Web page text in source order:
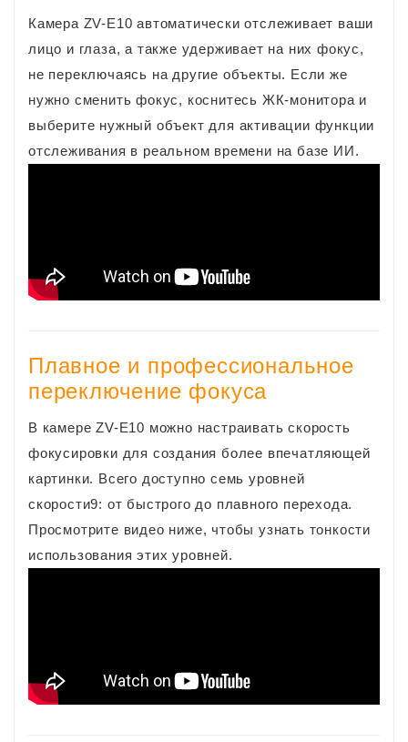
Камера ZV-E10 автоматически отслеживает ваши
лицо и глаза, а также удерживает на них фокус,
не переключаясь на другие объекты. Если же
нужно сменить фокус, коснитесь ЖК-монитора и
выберите нужный объект для активации функции
отслеживания в реальном времени на базе ИИ.
Плавное и профессиональное
переключение фокуса
В камере ZV-E10 можно настраивать скорость
фокусировки для создания более впечатляющей
картинки. Всего доступно семь уровней
скорости9: от быстрого до плавного перехода.
Просмотрите видео ниже, чтобы узнать тонкости
использования этих уровней.